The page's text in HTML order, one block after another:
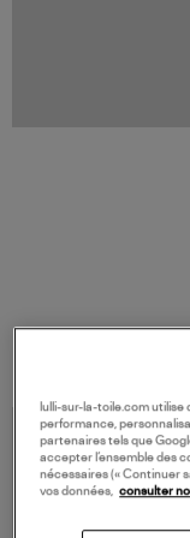
VOS DERNIERS
lulli-sur-la-toile.com utilise
performance,
partenaires tels que
accepter l’ensemble des
nécessaires (« Continuer
vos données, consulter